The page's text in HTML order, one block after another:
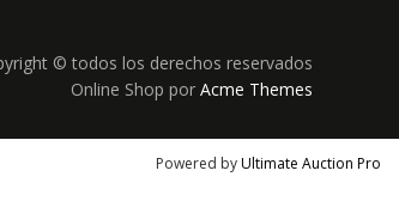
© todos los derechos reservados
Online Shop por Acme Themes
Powered byUltimate Auction Pro